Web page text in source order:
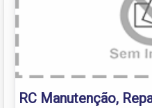
RC Manutenção,